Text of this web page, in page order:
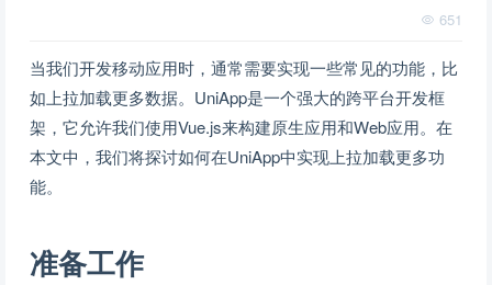
651
当我们开发移动应用时，通常需要实现一些常见的功能，比
如上拉加载更多数据。UniApp是一个强大的跨平台开发框
架，它允许我们使用Vue.js来构建原生应用和Web应用。在
本文中，我们将探讨如何在UniApp中实现上拉加载更多功
能。
准备工作